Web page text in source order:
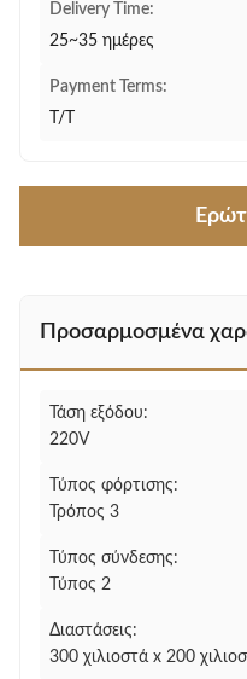
Delivery Time:
25~35 ημέρες
Payment Terms:
T/T
Προσαρμοσμένα
Τάση εξόδου:
220V
Τύπος φόρτισης:
Τρόπος 3
Τύπος σύνδεσης:
Τύπος 2
Διαστάσεις:
300 χιλιοστά x 200